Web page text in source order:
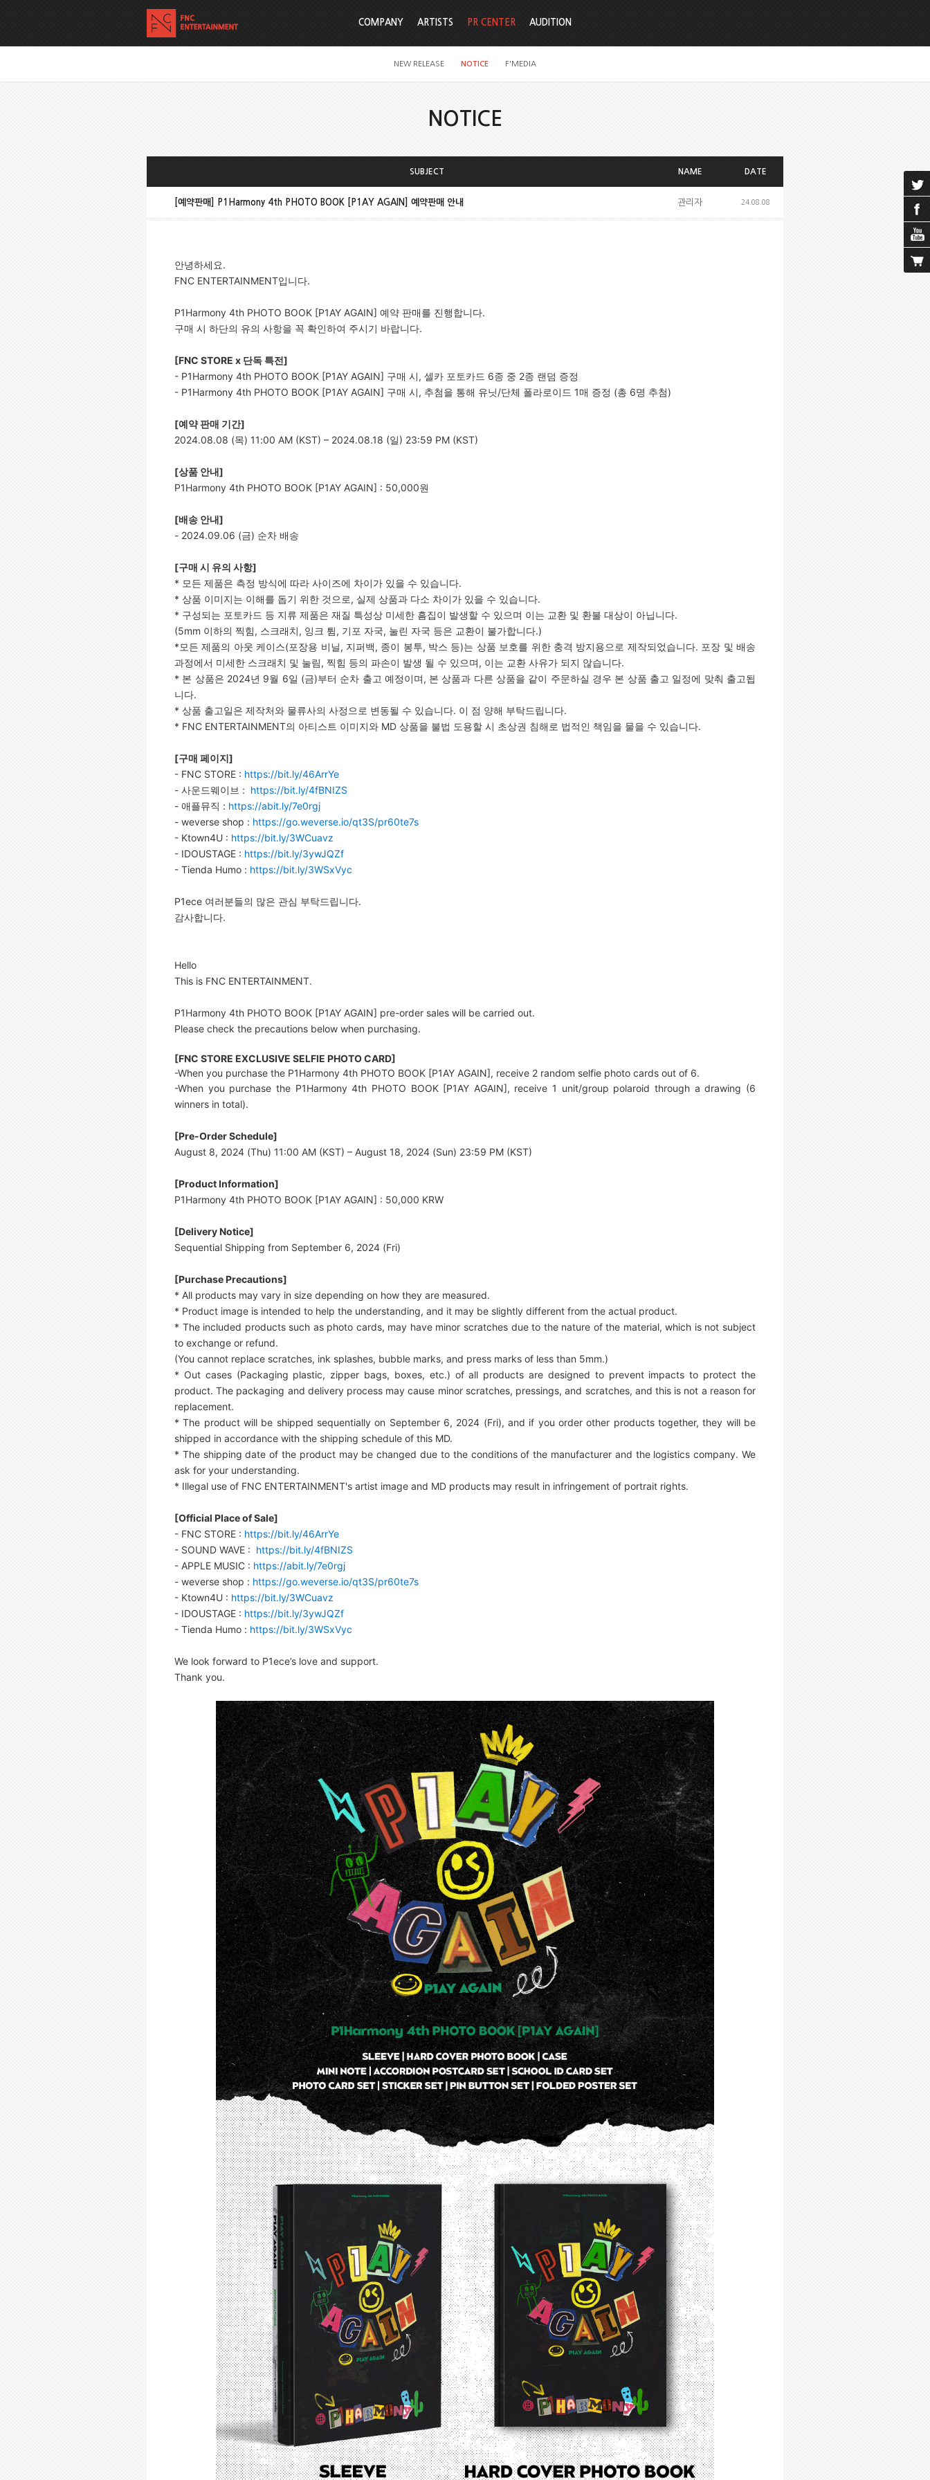
COMPANY ARTISTS PR CENTER
NEW RELEASE NOTICE F'MEDIA
AUDITION
NOTICE
SUBJECT NAME DATE
[예약판매] P1Harmony 4th PHOTO BOOK [P1AY AGAIN] 예약판매 안내 관리자 24.08.08
안녕하세요.
FNC ENTERTAINMENT입니다.
P1Harmony 4th PHOTO BOOK [P1AY AGAIN] 예약 판매를 진행합니다.
구매 시 하단의 유의 사항을 꼭 확인하여 주시기 바랍니다.
[FNC STORE x 단독 특전]
- P1Harmony 4th PHOTO BOOK [P1AY AGAIN] 구매 시, 셀카 포토카드 6종 중 2종 랜덤 증정
- P1Harmony 4th PHOTO BOOK [P1AY AGAIN] 구매 시, 추첨을 통해 유닛/단체 폴라로이드 1매 증정 (총 6명 추첨)
[예약 판매 기간]
2024.08.08 (목) 11:00 AM (KST) – 2024.08.18 (일) 23:59 PM (KST)
[상품 안내]
P1Harmony 4th PHOTO BOOK [P1AY AGAIN] : 50,000원
[배송 안내]
- 2024.09.06 (금) 순차 배송
[구매 시 유의 사항]
* 모든 제품은 측정 방식에 따라 사이즈에 차이가 있을 수 있습니다.
* 상품 이미지는 이해를 돕기 위한 것으로, 실제 상품과 다소 차이가 있을 수 있습니다.
* 구성되는 포토카드 등 지류 제품은 재질 특성상 미세한 흠집이 발생할 수 있으며 이는 교환 및 환불 대상이 아닙니다.
(5mm 이하의 찍힘, 스크래치, 잉크 튐, 기포 자국, 눌린 자국 등은 교환이 불가합니다.)
*모든 제품의 아웃 케이스(포장용 비닐, 지퍼백, 종이 봉투, 박스 등)는 상품 보호를 위한 충격 방지용으로 제작되었습니다. 포장 및 배송
과정에서 미세한 스크래치 및 눌림, 찍힘 등의 파손이 발생 될 수 있으며, 이는 교환 사유가 되지 않습니다.
* 본 상품은 2024년 9월 6일 (금)부터 순차 출고 예정이며, 본 상품과 다른 상품을 같이 주문하실 경우 본 상품 출고 일정에 맞춰 출고됩
니다.
* 상품 출고일은 제작처와 물류사의 사정으로 변동될 수 있습니다. 이 점 양해 부탁드립니다.
* FNC ENTERTAINMENT의 아티스트 이미지와 MD 상품을 불법 도용할 시 초상권 침해로 법적인 책임을 물을 수 있습니다.
[구매 페이지]
- FNC STORE : https://bit.ly/46ArrYe
- 사운드웨이브 : https://bit.ly/4fBNIZS
- 애플뮤직 : https://abit.ly/7e0rgj
- weverse shop : https://go.weverse.io/qt3S/pr60te7s
- Ktown4U : https://bit.ly/3WCuavz
- IDOUSTAGE : https://bit.ly/3ywJQZf
- Tienda Humo : https://bit.ly/3WSxVyc
P1ece 여러분들의 많은 관심 부탁드립니다.
감사합니다.
Hello
This is FNC ENTERTAINMENT.
P1Harmony 4th PHOTO BOOK [P1AY AGAIN] pre-order sales will be carried out.
Please check the precautions below when purchasing.
[FNC STORE EXCLUSIVE SELFIE PHOTO CARD]
-When you purchase the P1Harmony 4th PHOTO BOOK [P1AY AGAIN], receive 2 random selfie photo cards out of 6.
-When you purchase the P1Harmony 4th PHOTO BOOK [P1AY AGAIN], receive 1 unit/group polaroid through a drawing (6
winners in total).
[Pre-Order Schedule]
August 8, 2024 (Thu) 11:00 AM (KST) – August 18, 2024 (Sun) 23:59 PM (KST)
[Product Information]
P1Harmony 4th PHOTO BOOK [P1AY AGAIN] : 50,000 KRW
[Delivery Notice]
Sequential Shipping from September 6, 2024 (Fri)
[Purchase Precautions]
* All products may vary in size depending on how they are measured.
* Product image is intended to help the understanding, and it may be slightly different from the actual product.
* The included products such as photo cards, may have minor scratches due to the nature of the material, which is not subject
to exchange or refund.
(You cannot replace scratches, ink splashes, bubble marks, and press marks of less than 5mm.)
* Out cases (Packaging plastic, zipper bags, boxes, etc.) of all products are designed to prevent impacts to protect the
product. The packaging and delivery process may cause minor scratches, pressings, and scratches, and this is not a reason for
replacement.
* The product will be shipped sequentially on September 6, 2024 (Fri), and if you order other products together, they will be
shipped in accordance with the shipping schedule of this MD.
* The shipping date of the product may be changed due to the conditions of the manufacturer and the logistics company. We
ask for your understanding.
* Illegal use of FNC ENTERTAINMENT's artist image and MD products may result in infringement of portrait rights.
[Official Place of Sale]
- FNC STORE : https://bit.ly/46ArrYe
- SOUND WAVE : https://bit.ly/4fBNIZS
- APPLE MUSIC : https://abit.ly/7e0rgj
- weverse shop : https://go.weverse.io/qt3S/pr60te7s
- Ktown4U : https://bit.ly/3WCuavz
- IDOUSTAGE : https://bit.ly/3ywJQZf
- Tienda Humo : https://bit.ly/3WSxVyc
We look forward to P1ece’s love and support.
Thank you.